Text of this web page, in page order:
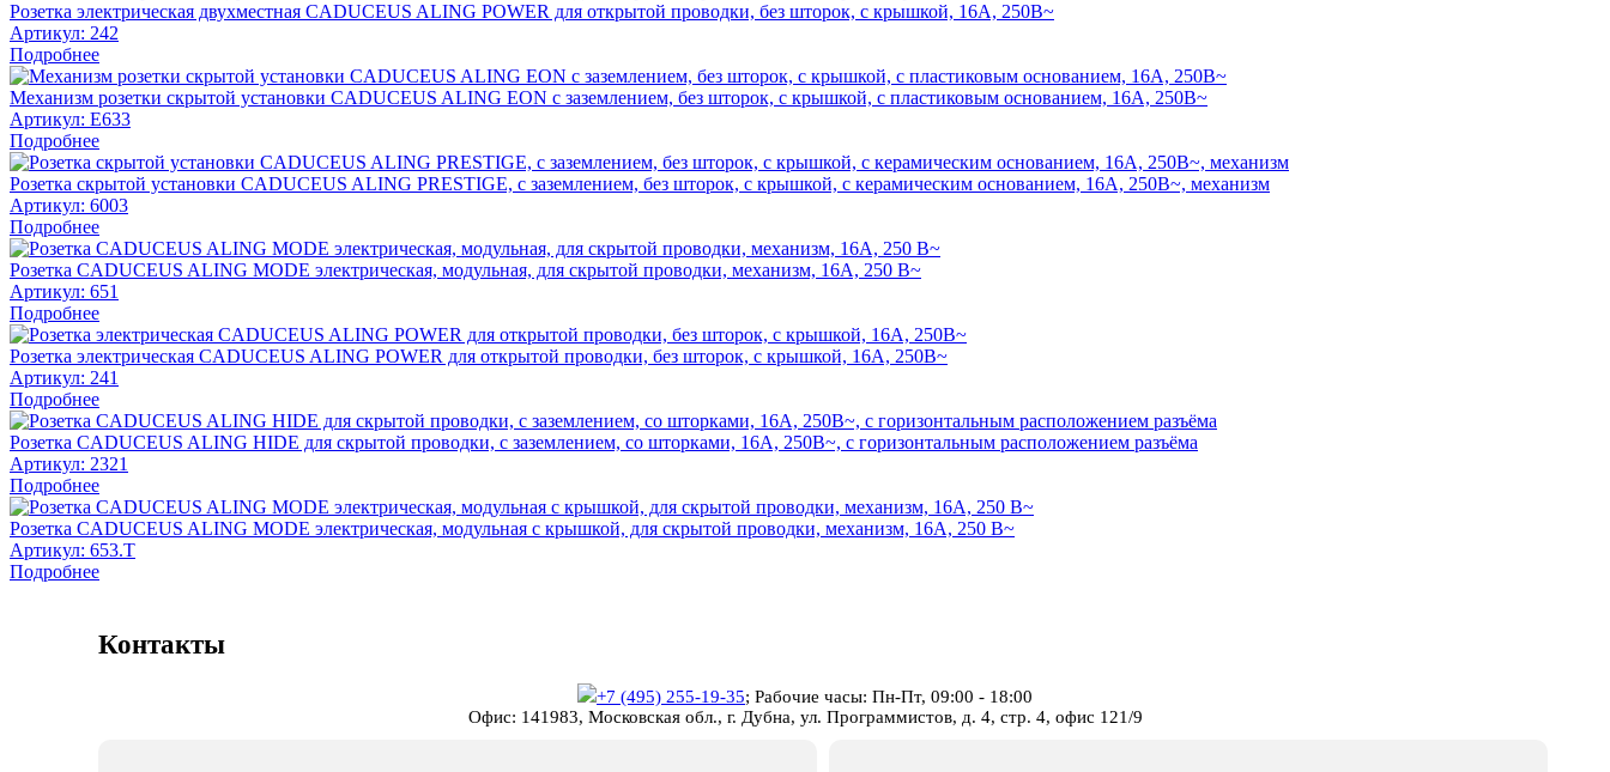
Розетка электрическая двухместная CADUCEUS ALING POWER для открытой проводки, без шторок, с крышкой, 16А, 250В~
Артикул: 242
Подробнее
Механизм розетки скрытой установки CADUCEUS ALING EON с заземлением, без шторок, с крышкой, с пластиковым основанием, 16А, 250В~
Артикул: E633
Подробнее
Розетка скрытой установки CADUCEUS ALING PRESTIGE, с заземлением, без шторок, с крышкой, с керамическим основанием, 16А, 250В~, механизм
Артикул: 6003
Подробнее
Розетка CADUCEUS ALING MODE электрическая, модульная, для скрытой проводки, механизм, 16А, 250 В~
Артикул: 651
Подробнее
Розетка электрическая CADUCEUS ALING POWER для открытой проводки, без шторок, с крышкой, 16А, 250В~
Артикул: 241
Подробнее
Розетка CADUCEUS ALING HIDE для скрытой проводки, с заземлением, со шторками, 16А, 250В~, с горизонтальным расположением разъёма
Артикул: 2321
Подробнее
Розетка CADUCEUS ALING MODE электрическая, модульная с крышкой, для скрытой проводки, механизм, 16А, 250 В~
Артикул: 653.T
Подробнее
Контакты
+7 (495) 255-19-35; Рабочие часы: Пн-Пт, 09:00 - 18:00
Офис: 141983, Московская обл., г. Дубна, ул. Программистов, д. 4, стр. 4, офис 121/9